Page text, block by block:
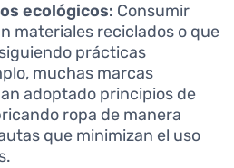
ecológicos: Consumir
materiales reciclados o que
prácticas
muchas marcas
adoptado principios de
ropa de manera
que minimizan el uso